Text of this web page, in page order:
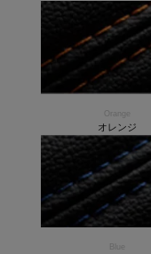
オレンジ